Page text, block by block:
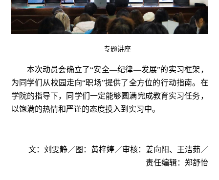
专题讲座
本次动员会确立了“安全—纪律—发展”的实习框架，
为同学们从校园走向“职场”提供了全方位的行动指南。在
学院的指导下，同学们一定能够圆满完成教育实习任务，
以饱满的热情和严谨的态度投入到实习中。
文：刘雯静／图：黄梓婷／审核：姜向阳、王洁茹／
责任编辑：郑舒怡